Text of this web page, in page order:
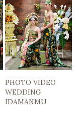
PHOTO VIDEO
WEDDING
IDAMANMU